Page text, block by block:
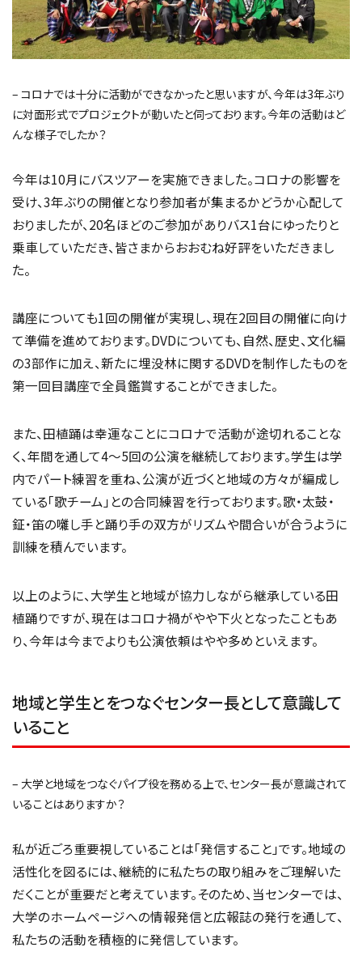
– コロナでは十分に活動ができなかったと思いますが、今年は3年ぶり
に対面形式でプロジェクトが動いたと伺っております。今年の活動はど
んな様子でしたか？
今年は10月にバスツアーを実施できました。コロナの影響を
受け、3年ぶりの開催となり参加者が集まるかどうか心配して
おりましたが、20名ほどのご参加がありバス1台にゆったりと
乗車していただき、皆さまからおおむね好評をいただきまし
た。
講座についても1回の開催が実現し、現在2回目の開催に向け
て準備を進めております。DVDについても、自然、歴史、文化編
の3部作に加え、新たに埋没林に関するDVDを制作したものを
第一回目講座で全員鑑賞することができました。
また、田植踊は幸運なことにコロナで活動が途切れることな
く、年間を通して4〜5回の公演を継続しております。学生は学
内でパート練習を重ね、公演が近づくと地域の方々が編成し
ている「歌チーム」との合同練習を行っております。歌・太鼓・
鉦・笛の囃し手と踊り手の双方がリズムや間合いが合うように
訓練を積んでいます。
以上のように、大学生と地域が協力しながら継承している田
植踊りですが、現在はコロナ禍がやや下火となったこともあ
り、今年は今までよりも公演依頼はやや多めといえます。
地域と学生とをつなぐセンター長として意識して
いること
– 大学と地域をつなぐパイプ役を務める上で、センター長が意識されて
いることはありますか？
私が近ごろ重要視していることは「発信すること」です。地域の
活性化を図るには、継続的に私たちの取り組みをご理解いた
だくことが重要だと考えています。そのため、当センターでは、
大学のホームページへの情報発信と広報誌の発行を通して、
私たちの活動を積極的に発信しています。